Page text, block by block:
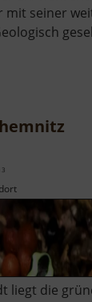
mit seiner
liegt die